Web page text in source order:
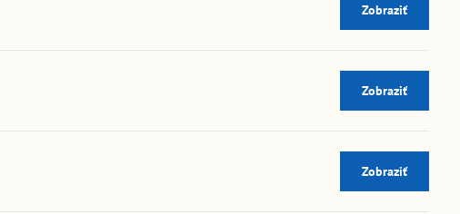
Zobraziť
Zobraziť
Zobraziť